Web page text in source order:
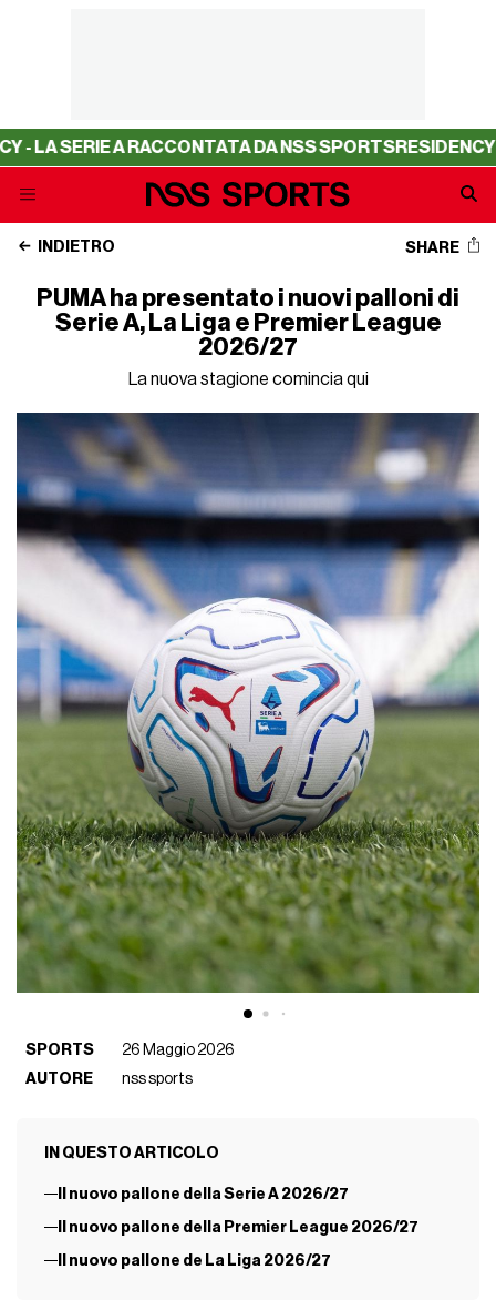
A RACCONTATA DA NSS SPORTSRESIDENCY - LA SERIE
INDIETRO SHARE
PUMA ha presentato i nuovi palloni di
Serie A, La Liga e Premier League
2026/27
La nuova stagione comincia qui
SPORTS
26 Maggio 2026
AUTORE
nss sports
IN QUESTO ARTICOLO
Il nuovo pallone della Serie A 2026/27
Il nuovo pallone della Premier League 2026/27
Il nuovo pallone de La Liga 2026/27